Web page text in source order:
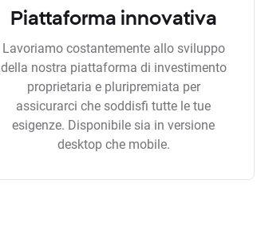
Piattaforma innovativa
Lavoriamo costantemente allo sviluppo
della nostra piattaforma di investimento
proprietaria e pluripremiata per
assicurarci che soddisfi tutte le tue
esigenze. Disponibile sia in versione
desktop che mobile.